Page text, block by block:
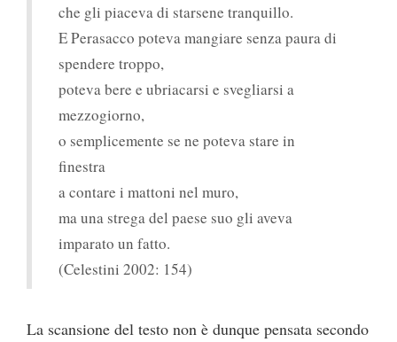
che gli piaceva di starsene tranquillo.
E Perasacco poteva mangiare senza paura di
spendere troppo,
poteva bere e ubriacarsi e svegliarsi a
mezzogiorno,
o semplicemente se ne poteva stare in
finestra
a contare i mattoni nel muro,
ma una strega del paese suo gli aveva
imparato un fatto.
(Celestini 2002: 154)
La scansione del testo non è dunque pensata secondo